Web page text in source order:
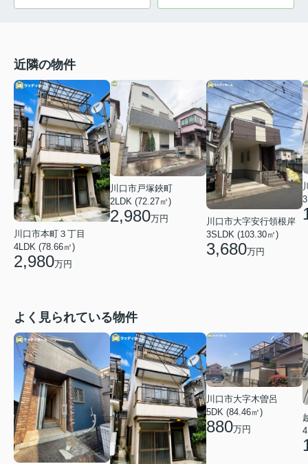
近隣の物件
川口市本町３丁目
4LDK (78.66㎡)
2,980万円
川口市戸塚鋏町
2LDK (72.27㎡)
2,980万円
川口市大字安行領根岸
3SLDK (103.30㎡)
3,680万円
よく見られている物件
川口市大字木曽呂
5DK (84.46㎡)
880万円